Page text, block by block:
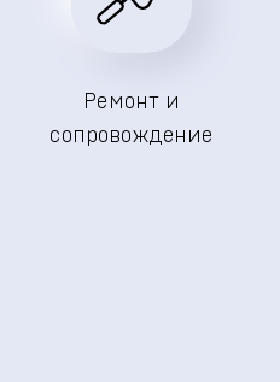
Ремонт и
сопровождение